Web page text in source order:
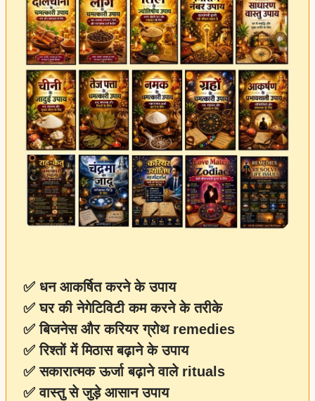
✅ धन आकर्षित करने के उपाय
✅ घर की नेगेटिविटी कम करने के तरीके
✅ बिजनेस और करियर ग्रोथ remedies
✅ रिश्तों में मिठास बढ़ाने के उपाय
✅ सकारात्मक ऊर्जा बढ़ाने वाले rituals
✅ वास्तु से जुड़े आसान उपाय